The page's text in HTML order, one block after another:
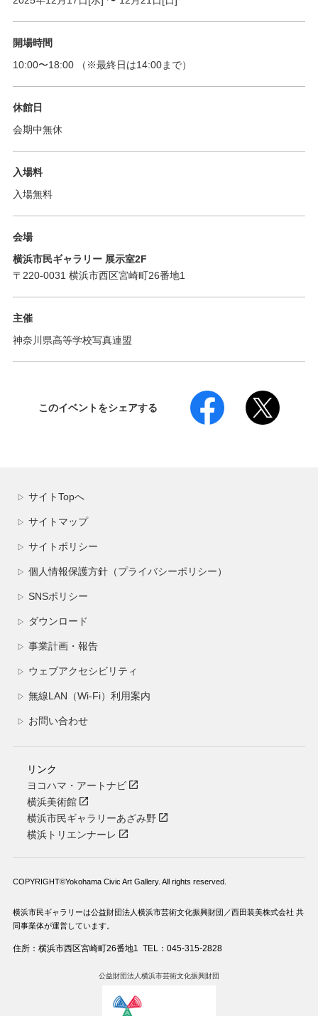
開場時間
10:00〜18:00（※最終日は14:00まで）
休館日
会期中無休
入場料
入場無料
会場
横浜市民ギャラリー 展示室2F
〒220-0031 横浜市西区宮崎町26番地1
主催
神奈川県高等学校写真連盟
このイベントをシェアする
▷ サイトTopへ
▷ サイトマップ
▷ サイトポリシー
▷ 個人情報保護方針（プライバシーポリシー）
▷ SNSポリシー
▷ ダウンロード
▷ 事業計画・報告
▷ ウェブアクセシビリティ
▷ 無線LAN（Wi-Fi）利用案内
▷ お問い合わせ
リンク
ヨコハマ・アートナビ
横浜美術館
横浜市民ギャラリーあざみ野
横浜トリエンナーレ
COPYRIGHT©Yokohama Civic Art Gallery. All rights reserved.
横浜市民ギャラリーは公益財団法人横浜市芸術文化振興財団／西田装美株式会社 共
同事業体が運営しています。
住所：横浜市西区宮崎町26番地1 TEL：045-315-2828
公益財団法人横浜市芸術文化振興財団